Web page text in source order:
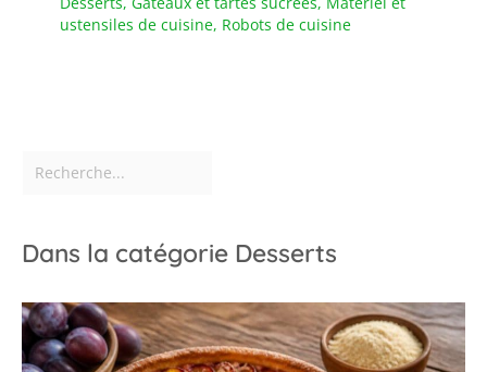
ustensiles de cuisine, Robots de cuisine
Dans la catégorie Desserts